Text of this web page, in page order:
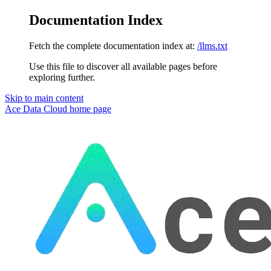
Documentation Index
Fetch the complete documentation index at: /llms.txt
Use this file to discover all available pages before
exploring further.
Skip to main content
Ace Data Cloud home page